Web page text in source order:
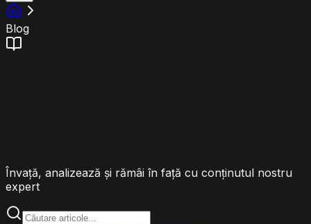
Blog
Învață, analizează și rămâi în față cu conținutul nostru
expert